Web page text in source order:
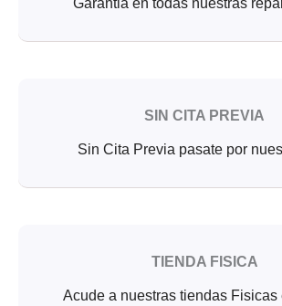
SIN CITA PREVIA
Sin Cita Previa pasate por
TIENDA FISICA
Acude a nuestras tiendas Fisicas